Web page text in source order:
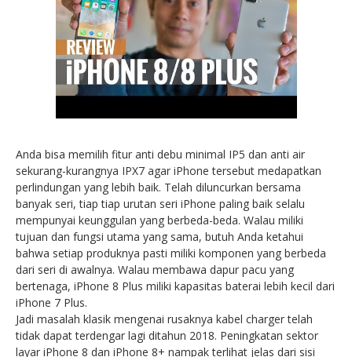
Anda bisa memilih fitur anti debu minimal IP5 dan anti air
sekurang-kurangnya IPX7 agar iPhone tersebut medapatkan
perlindungan yang lebih baik. Telah diluncurkan bersama
banyak seri, tiap tiap urutan seri iPhone paling baik selalu
mempunyai keunggulan yang berbeda-beda. Walau miliki
tujuan dan fungsi utama yang sama, butuh Anda ketahui
bahwa setiap produknya pasti miliki komponen yang berbeda
dari seri di awalnya. Walau membawa dapur pacu yang
bertenaga, iPhone 8 Plus miliki kapasitas baterai lebih kecil dari
iPhone 7 Plus.
Jadi masalah klasik mengenai rusaknya kabel charger telah
tidak dapat terdengar lagi ditahun 2018. Peningkatan sektor
layar iPhone 8 dan iPhone 8+ nampak terlihat jelas dari sisi